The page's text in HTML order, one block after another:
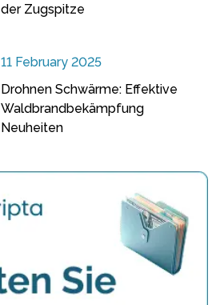
der Zugspitze
11 February 2025
Drohnen Schwärme: Effektive
Waldbrandbekämpfung
Neuheiten